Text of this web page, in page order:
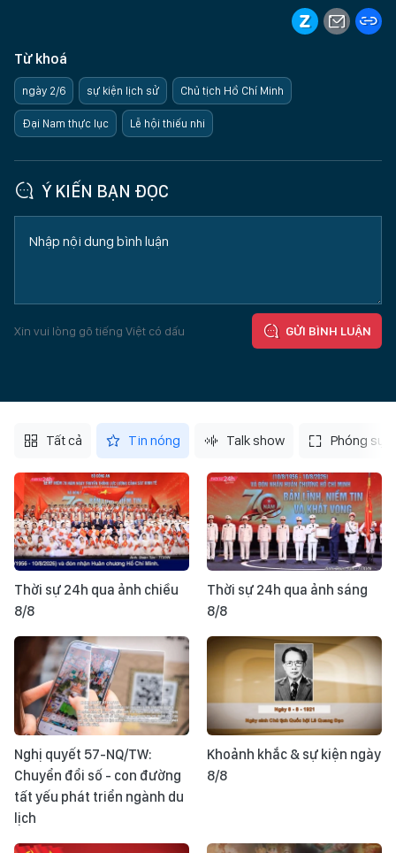
Từ khoá
ngày 2/6 sự kiện lịch sử Chủ tịch Hồ Chí Minh
Đại Nam thực lục Lễ hội thiếu nhi
Ý KIẾN BẠN ĐỌC
Xin vui lòng gõ tiếng Việt có dấu GỬI BÌNH LUẬN
Tất cả Tin nóng Talk show Phóng sự
Thời sự 24h qua ảnh chiều
8/8
Thời sự 24h qua ảnh sáng
8/8
Nghị quyết 57-NQ/TW:
Chuyển đổi số - con đường
tất yếu phát triển ngành du
lịch
Khoảnh khắc & sự kiện ngày
8/8